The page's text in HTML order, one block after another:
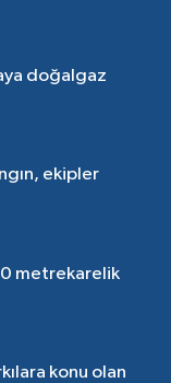
doğalgaz
ekipler
metrekarelik
konu olan